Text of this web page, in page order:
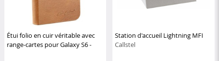
Étui folio en cuir véritable avec
range-cartes pour Galaxy S6 -
Station d'accueil Lightning MFI
Callstel